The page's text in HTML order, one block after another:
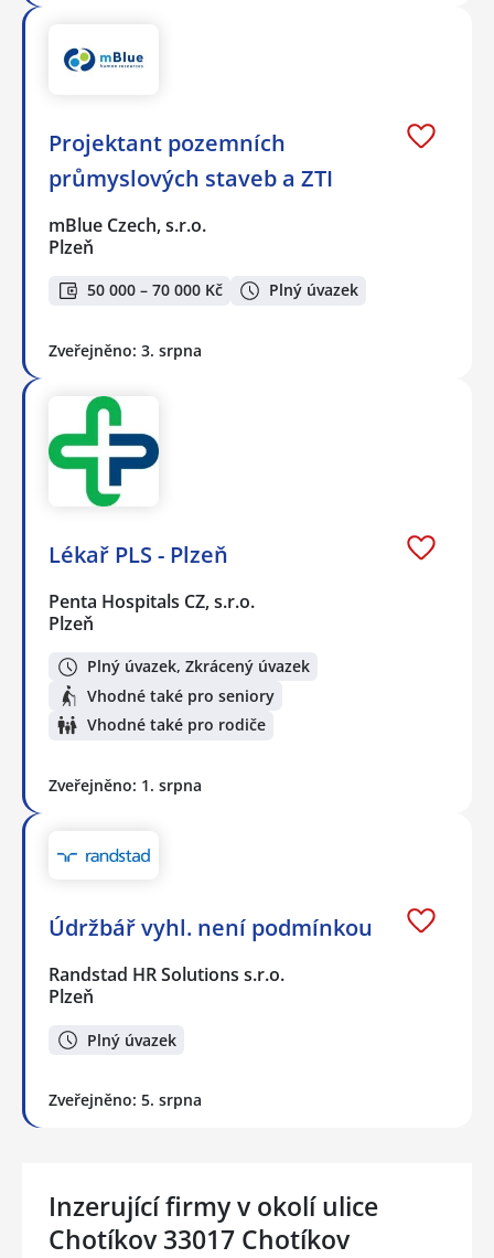
Projektant pozemních
průmyslových staveb a ZTI
mBlue Czech, s.r.o.
Plzeň
50 000 – 70 000 Kč Plný úvazek
Zveřejněno: 3. srpna
Lékař PLS - Plzeň
Penta Hospitals CZ, s.r.o.
Plzeň
Plný úvazek, Zkrácený úvazek
Vhodné také pro seniory
Vhodné také pro rodiče
Zveřejněno: 1. srpna
Údržbář vyhl. není podmínkou
Randstad HR Solutions s.r.o.
Plzeň
Plný úvazek
Zveřejněno: 5. srpna
Inzerující firmy v okolí ulice
Chotíkov 33017 Chotíkov